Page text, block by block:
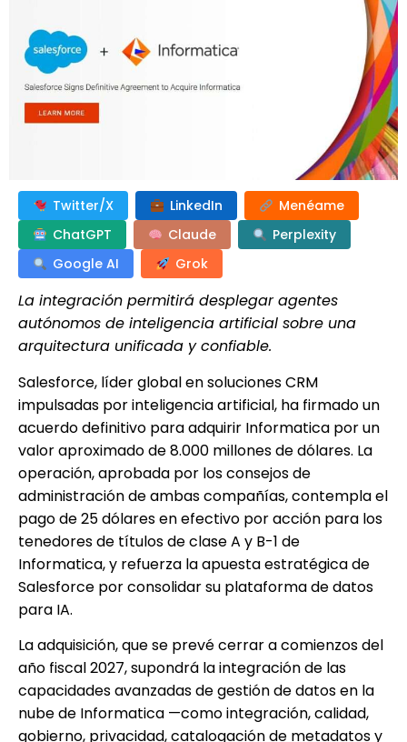
Twitter/X LinkedIn
Menéame
ChatGPT
Claude
Perplexity
Google AI
Grok
La integración permitirá desplegar agentes
autónomos de inteligencia artificial sobre una
arquitectura unificada y confiable.
Salesforce, líder global en soluciones CRM
impulsadas por inteligencia artificial, ha firmado un
acuerdo definitivo para adquirir Informatica por un
valor aproximado de 8.000 millones de dólares. La
operación, aprobada por los consejos de
administración de ambas compañías, contempla el
pago de 25 dólares en efectivo por acción para los
tenedores de títulos de clase A y B-1 de
Informatica, y refuerza la apuesta estratégica de
Salesforce por consolidar su plataforma de datos
para IA.
La adquisición, que se prevé cerrar a comienzos del
año fiscal 2027, supondrá la integración de las
capacidades avanzadas de gestión de datos en la
nube de Informatica —como integración, calidad,
gobierno, privacidad, catalogación de metadatos y